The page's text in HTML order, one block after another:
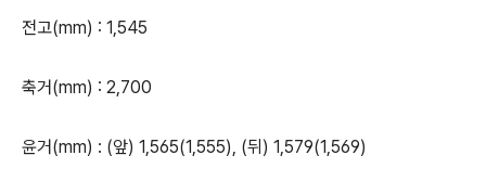
전고(mm) : 1,545
축거(mm) : 2,700
윤거(mm) : (앞) 1,565(1,555), (뒤) 1,579(1,569)